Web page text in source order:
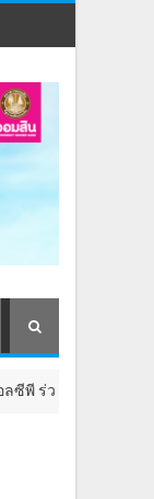
าสัมพันธ์ แสดงวิสัย